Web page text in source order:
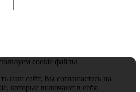
cookie файлы
наш сайт, Вы соглашаетесь на
которые включают в себя: